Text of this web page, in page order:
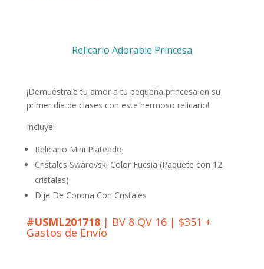
Relicario Adorable Princesa
¡Demuéstrale tu amor a tu pequeña princesa en su
primer día de clases con este hermoso relicario!
Incluye:
Relicario Mini Plateado
Cristales Swarovski Color Fucsia (Paquete con 12
cristales)
Dije De Corona Con Cristales
#USML201718| BV 8 QV 16 | $351 +
Gastos de Envío